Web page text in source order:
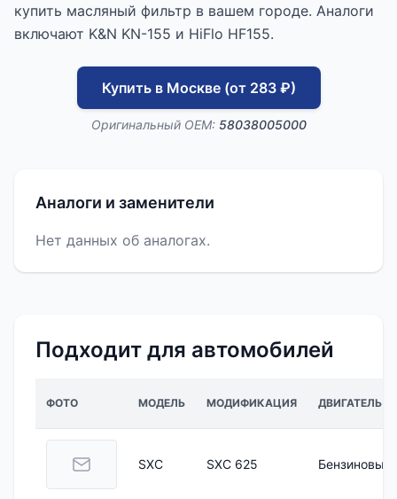
купить масляный фильтр в вашем городе. Аналоги
включают K&N KN-155 и HiFlo HF155.
Купить в Москве (от 283 ₽)
Оригинальный OEM: 58038005000
Аналоги и заменители
Нет данных об аналогах.
Подходит для автомобилей
ФОТО МОДЕЛЬ МОДИФИКАЦИЯ ДВИГАТЕЛЬ
SXC SXC 625 Бензиновый